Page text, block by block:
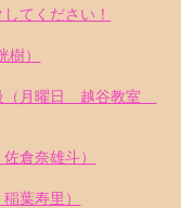
てください！
）
（月曜日 越谷教室
倉奈雄斗）
葉寿里）